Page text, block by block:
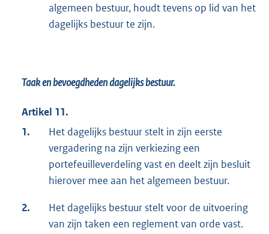
algemeen bestuur, houdt tevens op lid van het
dagelijks bestuur te zijn.
Taak en bevoegdheden dagelijks bestuur.
Artikel 11.
1.
Het dagelijks bestuur stelt in zijn eerste
vergadering na zijn verkiezing een
portefeuilleverdeling vast en deelt zijn besluit
hierover mee aan het algemeen bestuur.
2.
Het dagelijks bestuur stelt voor de uitvoering
van zijn taken een reglement van orde vast.